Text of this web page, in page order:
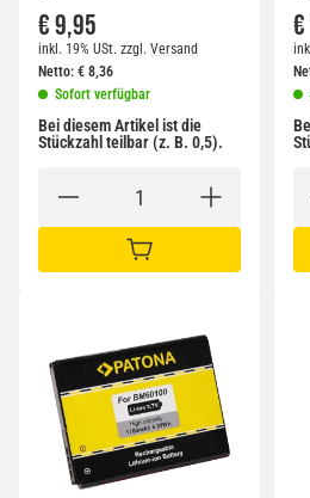
€ 9,95
inkl. 19% USt. zzgl. Versand
Netto: € 8,36
Sofort verfügbar
Bei diesem Artikel ist die
Stückzahl teilbar (z. B. 0,5).
IN DEN WARENKORB